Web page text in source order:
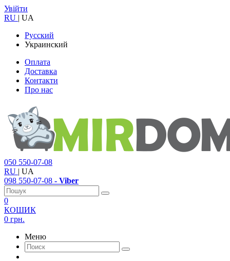
Увійти
RU | UA
Русский
Украинский
Оплата
Доставка
Контакти
Про нас
050 550-07-08
RU | UA
098 550-07-08 - Viber
0
КОШИК
0 грн.
Меню